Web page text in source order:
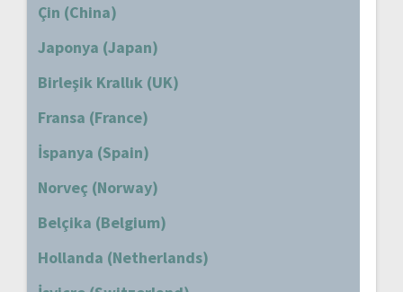
Çin (China)
Japonya (Japan)
Birleşik Krallık (UK)
Fransa (France)
İspanya (Spain)
Norveç (Norway)
Belçika (Belgium)
Hollanda (Netherlands)